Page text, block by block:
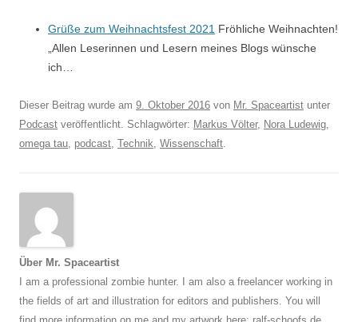
Grüße zum Weihnachtsfest 2021 Fröhliche Weihnachten!
„Allen Leserinnen und Lesern meines Blogs wünsche
ich…
Dieser Beitrag wurde am 9. Oktober 2016 von Mr. Spaceartist unter
Podcast veröffentlicht. Schlagwörter: Markus Völter, Nora Ludewig,
omega tau, podcast, Technik, Wissenschaft.
Über Mr. Spaceartist
I am a professional zombie hunter. I am also a freelancer working in
the fields of art and illustration for editors and publishers. You will